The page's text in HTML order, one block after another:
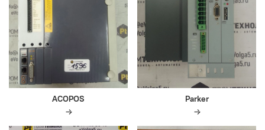
ACOPOS Parker